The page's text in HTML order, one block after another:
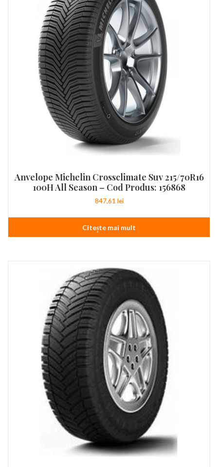
Anvelope Michelin Crossclimate Suv 215/70R16
100H All Season – Cod Produs: 156868
847,61 lei
Citește mai mult